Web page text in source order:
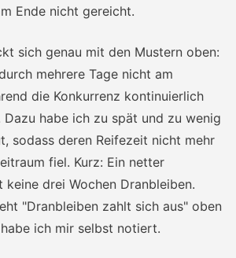
Ende nicht gereicht.
sich genau mit den Mustern oben:
mehrere Tage nicht am
die Konkurrenz kontinuierlich
habe ich zu spät und zu wenig
sodass deren Reifezeit nicht mehr
fiel. Kurz: Ein netter
keine drei Wochen Dranbleiben.
"Dranbleiben zahlt sich aus" oben
ich mir selbst notiert.